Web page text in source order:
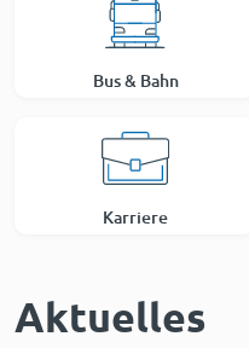
Bus & Bahn
Karriere
Aktuelles